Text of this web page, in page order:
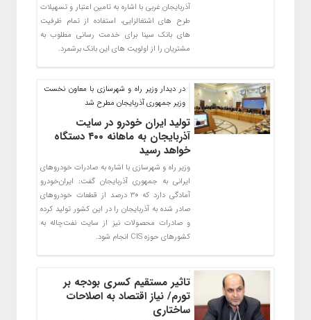
آذربایجان غربی با اشاره به تامین اعتبار و تسهیلات
طرح های اشتغالزایی، استفاده از تمام ظرفیت
های بانک سینا برای خدمت رسانی مطلوب به
مشتریان را از اولویت های این بانک برشمرد.
در دیدار وزیر راه و شهرسازی با معاون نخست
وزیر جمهوری آذربایجان مطرح شد
تولید ایران خودرو در سایت
آذربایجان به ماهانه ۴۰۰ دستگاه
خواهد رسید
وزیر راه و شهرسازی با اشاره به صادرات خودروهای
ایرانی به جمهوری آذربایجان گفت: ایران‌خودرو
آمادگی دارد که ۳۰ درصد از قطعات خودروهای
صادر شده به آذربایجان را در این کشور تولید کرده
و صادرات محصولات نیز از سایت نفت‌چاله به
کشورهای حوزه CIS انجام شود.
تاثیر مستقیم کسری بودجه بر
تورم/ نیاز اقتصاد به اصلاحات
ساختاری